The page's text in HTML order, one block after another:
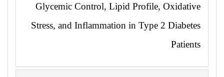
Glycemic Control, Lipid Profile, Oxidative
Stress, and Inflammation in Type 2 Diabetes
Patients